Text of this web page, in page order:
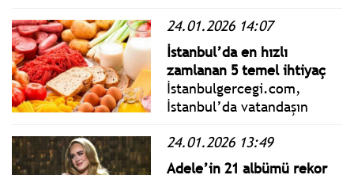
beslenmesi, güvenli ve
mutlu ortamlarda büyümesi
ve geleceğe umutla
hazırlanmaları için çok
çalışmaya devam edeceğiz.
24.01.2026 14:07
İstanbul’da en hızlı
zamlanan 5 temel ihtiyaç
İstanbulgercegi.com,
İstanbul’da vatandaşın
hızlı zamlanan 5 temel
ihtiyaç” ı sizin için sıraladı.
24.01.2026 13:49
Adele’in 21 albümü rekor